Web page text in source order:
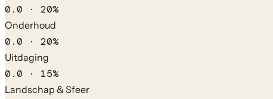
0.0 · 20%
Onderhoud
0.0 · 20%
Uitdaging
0.0 · 15%
Landschap & Sfeer